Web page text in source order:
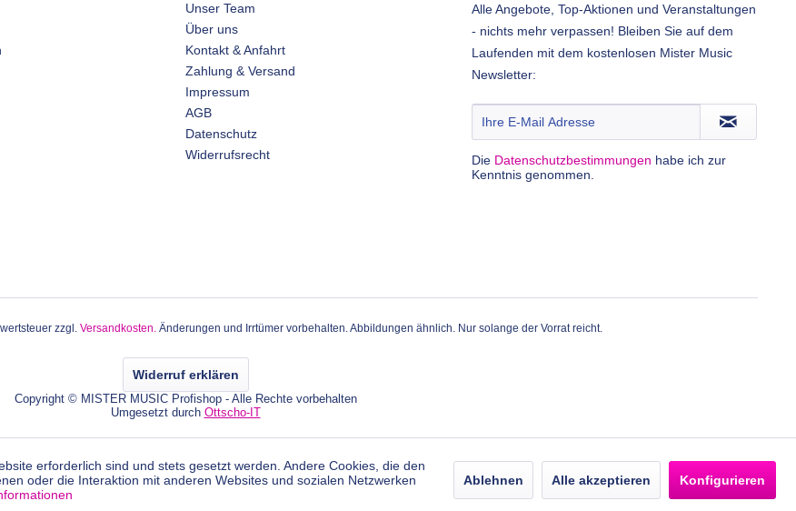
Unser Team
Über uns
Kontakt & Anfahrt
Zahlung & Versand
Impressum
AGB
Datenschutz
Widerrufsrecht
Alle Angebote, Top-Aktionen und Veranstaltungen
- nichts mehr verpassen! Bleiben Sie auf dem
Laufenden mit dem kostenlosen Mister Music
Newsletter:
Die Datenschutzbestimmungen habe ich zur
Kenntnis genommen.
zzgl. Versandkosten.Änderungen und Irrtümer vorbehalten. Abbildungen ähnlich. Nur solange der Vorrat reicht.
Widerruf erklären
Copyright © MISTER MUSIC Profishop - Alle Rechte vorbehalten
Umgesetzt durch Ottscho-IT
erforderlich sind und stets gesetzt werden. Andere Cookies, die den
oder die Interaktion mit anderen Websites und sozialen Netzwerken
Ablehnen Alle akzeptieren Konfigurieren